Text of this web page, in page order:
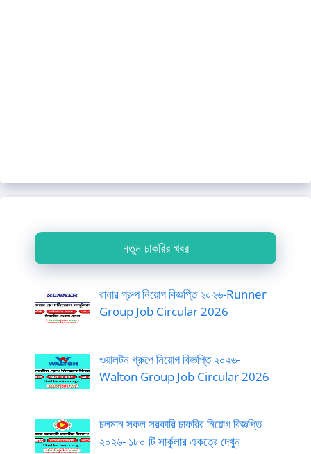
নতুন চাকরির খবর
রানার গ্রুপ নিয়োগ বিজ্ঞপ্তি ২০২৬-Runner
Group Job Circular 2026
ওয়ালটন গ্রুপে নিয়োগ বিজ্ঞপ্তি ২০২৬-
Walton Group Job Circular 2026
চলমান সকল সরকারি চাকরির নিয়োগ বিজ্ঞপ্তি
২০২৬- ১৮০ টি সার্কুলার একত্রে দেখুন